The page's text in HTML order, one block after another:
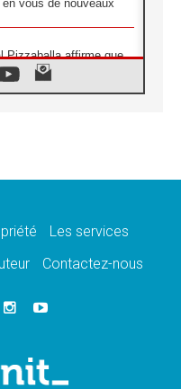
vous de nouveaux
Pizzaballa affirme que
la paix»
dignité humaine»
Uruguay renforcera
«Il est inquiétant
lueur d'espoir pour
paix
Les services
Contactez-nous